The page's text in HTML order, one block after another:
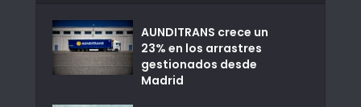
AUNDITRANS crece un
23% en los arrastres
gestionados desde
Madrid